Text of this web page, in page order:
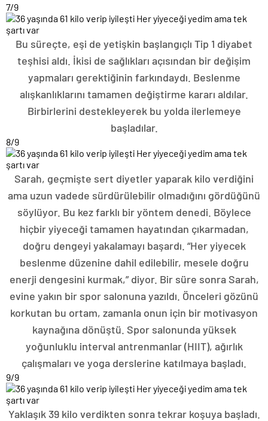
7/9
Bu süreçte, eşi de yetişkin başlangıçlı Tip 1 diyabet
teşhisi aldı. İkisi de sağlıkları açısından bir değişim
yapmaları gerektiğinin farkındaydı. Beslenme
alışkanlıklarını tamamen değiştirme kararı aldılar.
Birbirlerini destekleyerek bu yolda ilerlemeye
başladılar.
8/9
Sarah, geçmişte sert diyetler yaparak kilo verdiğini
ama uzun vadede sürdürülebilir olmadığını gördüğünü
söylüyor. Bu kez farklı bir yöntem denedi. Böylece
hiçbir yiyeceği tamamen hayatından çıkarmadan,
doğru dengeyi yakalamayı başardı. “Her yiyecek
beslenme düzenine dahil edilebilir, mesele doğru
enerji dengesini kurmak,” diyor. Bir süre sonra Sarah,
evine yakın bir spor salonuna yazıldı. Önceleri gözünü
korkutan bu ortam, zamanla onun için bir motivasyon
kaynağına dönüştü. Spor salonunda yüksek
yoğunluklu interval antrenmanlar (HIIT), ağırlık
çalışmaları ve yoga derslerine katılmaya başladı.
9/9
Yaklaşık 39 kilo verdikten sonra tekrar koşuya başladı.